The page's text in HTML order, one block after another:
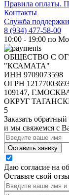
Правила оплаты.
Контакты
Служба поддержки
8 (934) 477-58-00
10:00 - 19:00 по
ОБЩЕСТВО С
"КСАМАТА"
ИНН 9709073598
ОГРН
109147,
ОКРУГ
5
Заказать
и мы свяжемся с
Оставить заявку
Даю согласие на
Оставьте свой